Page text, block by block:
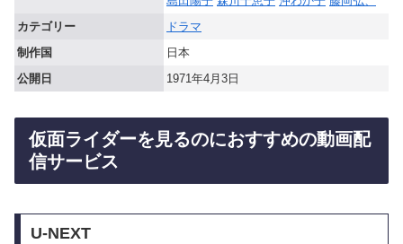
カテゴリー
ドラマ
制作国
日本
公開日
1971年4月3日
仮面ライダーを見るのにおすすめの動画配
信サービス
U-NEXT